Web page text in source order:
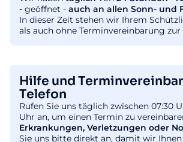
- geöffnet - auch an allen Sonn- und
In dieser Zeit stehen wir Ihrem
als auch ohne Terminvereinbarung
Hilfe und
Telefon
Rufen Sie uns täglich zwischen 07:30
Uhr an, um einen Termin zu
Erkrankungen, Verletzungen oder
Sie uns bitte direkt an, damit wir